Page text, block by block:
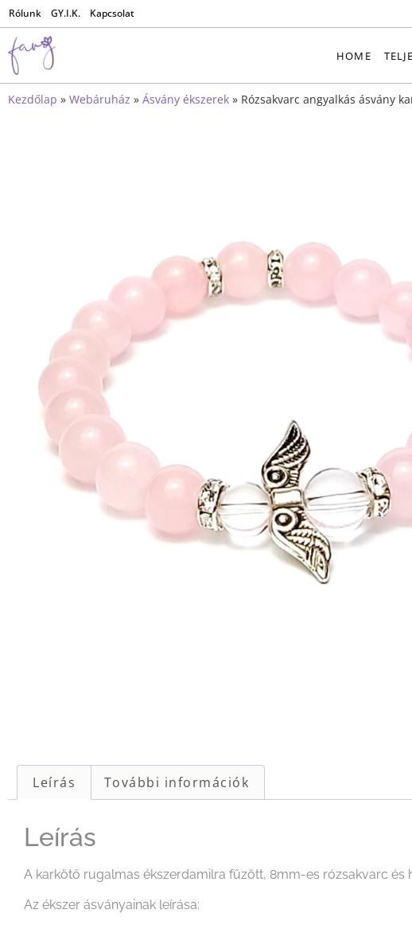
Rólunk GY.I.K. Kapcsolat
HOME
Kezdőlap » Webáruház » Ásvány ékszerek » Rózsakvarc angyalkás ásvány
Leírás További információk
Leírás
A karkötő rugalmas ékszerdamilra fűzött, 8mm-es rózsakvarc
Az ékszer ásványainak leírása: